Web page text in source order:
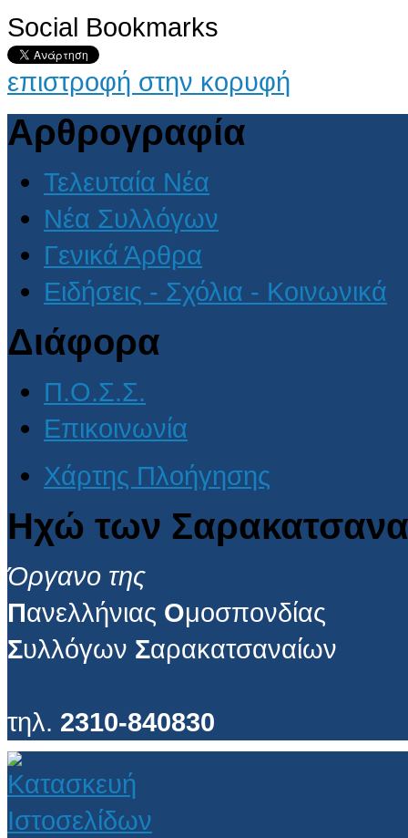
Social Bookmarks
επιστροφή στην κορυφή
Αρθρογραφία
Τελευταία Νέα
Νέα Συλλόγων
Γενικά Άρθρα
Ειδήσεις - Σχόλια - Κοινωνικά
Διάφορα
Π.Ο.Σ.Σ.
Επικοινωνία
Χάρτης Πλοήγησης
Ηχώ των
Όργανο της
Πανελλήνιας Ομοσπονδίας
Συλλόγων Σαρακατσαναίων
τηλ. 2310-840830